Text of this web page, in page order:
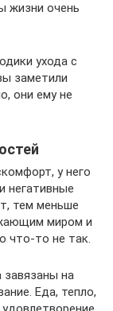
жизни очень
ухода с
заметили
они ему не
у него
негативные
тем меньше
миром и
что-то не так.
на
Еда, тепло,